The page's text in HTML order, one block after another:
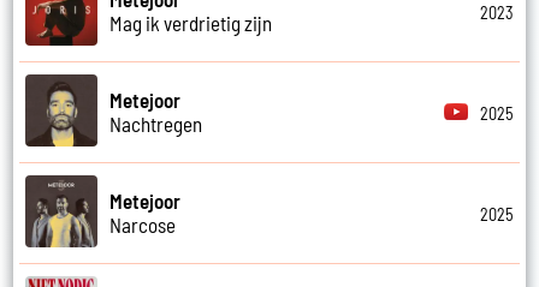
Mag ik verdrietig zijn
2023
Metejoor
Nachtregen
2025
Metejoor
Narcose
2025